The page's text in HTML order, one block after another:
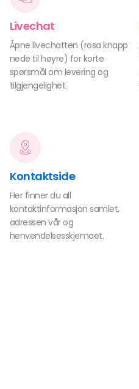
Livechat
Åpne livechatten (rosa knapp
nede til høyre) for korte
spørsmål om levering og
tilgjengelighet.
Kontaktside
Her finner du all
kontaktinformasjon samlet,
adressen vår og
henvendelsesskjemaet.